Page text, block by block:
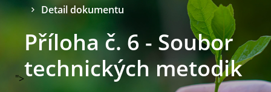
">
Detail dokumentu
Příloha č. 6 - Soubor
technických metodik